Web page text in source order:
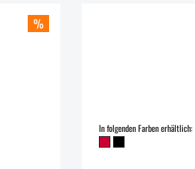
%
In folgenden Farben erhältlich: